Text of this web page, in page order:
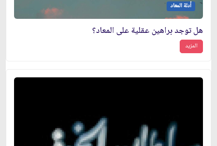
أدلة المعاد
هل توجد براهين عقلية على المعاد؟
المزيد